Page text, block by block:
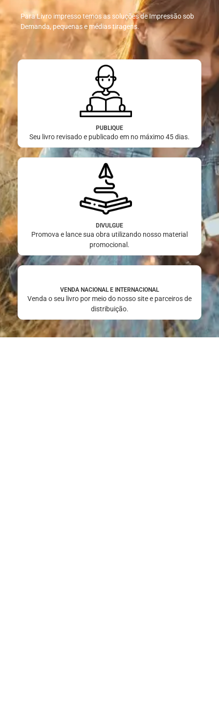
Para Livro impresso temos as soluções de Impressão sob
Demanda, pequenas e médias tiragens.
PUBLIQUE
Seu livro revisado e publicado em no máximo 45 dias.
DIVULGUE
Promova e lance sua obra utilizando nosso material
promocional.
VENDA NACIONAL E INTERNACIONAL
Venda o seu livro por meio do nosso site e parceiros de
distribuição.